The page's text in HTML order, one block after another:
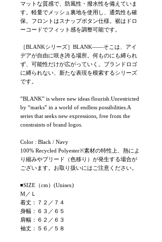
マットな質感で、防風性・撥水性を備えていま
す。軽量でメッシュ裏地を使用し、通気性も確
保。フロントはスナップボタン仕様。裾はドロ
ーコードでフィット感を調整可能です。
［BLANKシリーズ］BLANK——そこは、アイ
デアが自由に咲き誇る場所。何ものにも縛られ
ず、可能性だけが広がっていく。ブランドロゴ
に縛られない、新たな表現を模索するシリーズ
です。
”BLANK” is where new ideas flourish.Unrestricted
by “marks” in a world of endless possibilities.A
series that seeks new expressions, free from the
constraints of brand logos.
Color : Black / Navy
100% Recycled Polyester※素材の特性上、熱によ
り縮みやブリード（色移り）が発生する場合が
ございます。お取り扱いにはご注意ください。
◾SIZE（cm）(Unisex)
M／Ｌ
着丈：７２／７４
身幅：６３／６５
肩幅：６２／６３
袖丈：５６／５８